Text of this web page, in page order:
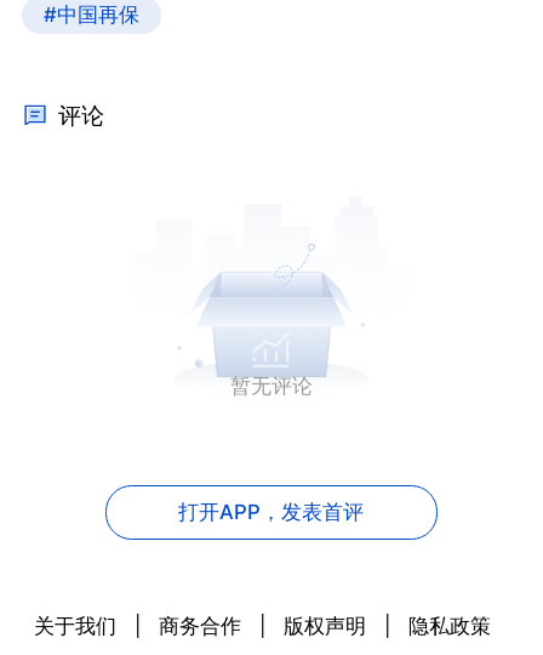
#中国再保
评论
暂无评论
打开APP， 发表首评
关于我们 商务合作 版权声明 隐私政策